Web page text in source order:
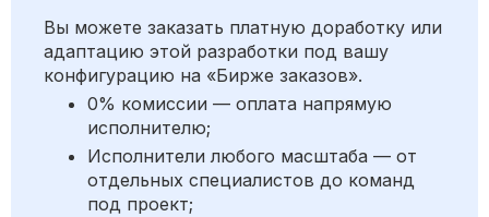
Вы можете заказать платную доработку или
адаптацию этой разработки под вашу
конфигурацию на «Бирже заказов».
0% комиссии — оплата напрямую
исполнителю;
Исполнители любого масштаба — от
отдельных специалистов до команд
под проект;